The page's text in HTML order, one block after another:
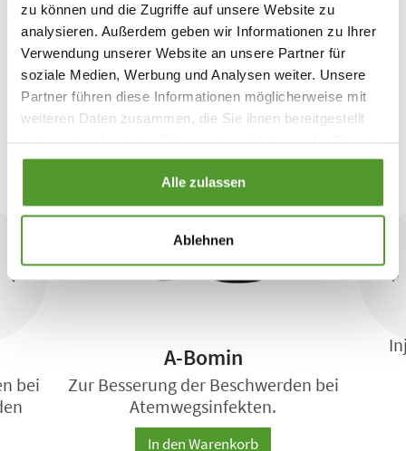
zu können und die Zugriffe auf unsere Website zu
analysieren. Außerdem geben wir Informationen zu Ihrer
Verwendung unserer Website an unsere Partner für
soziale Medien, Werbung und Analysen weiter. Unsere
Partner führen diese Informationen möglicherweise mit
weiteren Daten zusammen, die Sie ihnen bereitgestellt
gesammelt haben.
Alle zulassen
Ablehnen
Ausgewählte Produkte mit diesem
Wirkstoff
bei
A-Bomin
Zur Besserung der Beschwerden bei
Atemwegsinfekten.
In den Warenkorb